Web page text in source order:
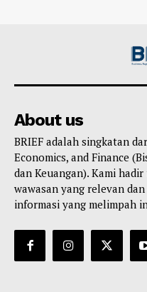
About us
BRIEF adalah singkatan
Economics, and Finance
dan Keuangan). Kami
wawasan yang relevan
informasi yang melimpah